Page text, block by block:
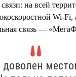
на всей
Wi-Fi,
связь —
доволен